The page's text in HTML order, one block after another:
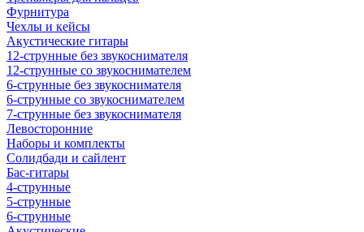
Фурнитура
Чехлы и кейсы
Акустические гитары
12-струнные без звукоснимателя
12-струнные со звукоснимателем
6-струнные без звукоснимателя
6-струнные со звукоснимателем
7-струнные без звукоснимателя
Левосторонние
Наборы и комплекты
Солидбади и сайлент
Бас-гитары
4-струнные
5-струнные
6-струнные